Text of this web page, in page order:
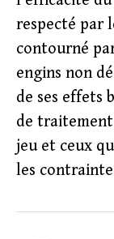
respecté par
contourné
engins non
de ses effets
de
jeu et ceux
les